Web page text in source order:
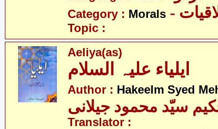
Category : Morals
Topic :
Aeliya(as)
Author : Hakeelm Syed
سیّد محمود جیلانی
Translator :